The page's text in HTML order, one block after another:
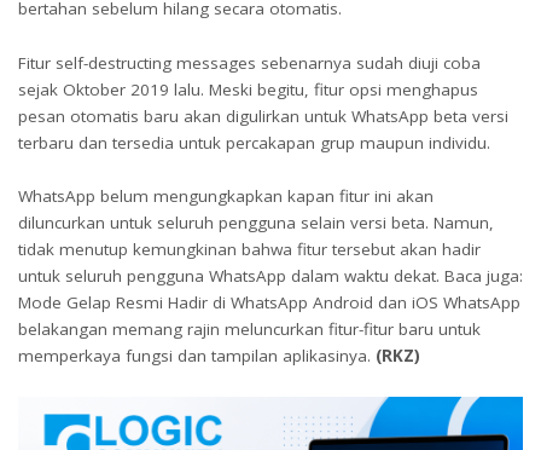
bertahan sebelum hilang secara otomatis.
Fitur self-destructing messages sebenarnya sudah diuji coba
sejak Oktober 2019 lalu. Meski begitu, fitur opsi menghapus
pesan otomatis baru akan digulirkan untuk WhatsApp beta versi
terbaru dan tersedia untuk percakapan grup maupun individu.
WhatsApp belum mengungkapkan kapan fitur ini akan
diluncurkan untuk seluruh pengguna selain versi beta. Namun,
tidak menutup kemungkinan bahwa fitur tersebut akan hadir
untuk seluruh pengguna WhatsApp dalam waktu dekat. Baca juga:
Mode Gelap Resmi Hadir di WhatsApp Android dan iOS WhatsApp
belakangan memang rajin meluncurkan fitur-fitur baru untuk
memperkaya fungsi dan tampilan aplikasinya. (RKZ)